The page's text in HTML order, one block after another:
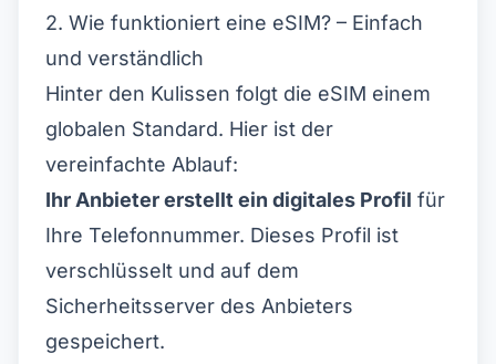
2. Wie funktioniert eine eSIM? – Einfach
und verständlich
Hinter den Kulissen folgt die eSIM einem
globalen Standard. Hier ist der
vereinfachte Ablauf:
Ihr Anbieter erstellt ein digitales Profil für
Ihre Telefonnummer. Dieses Profil ist
verschlüsselt und auf dem
Sicherheitsserver des Anbieters
gespeichert.